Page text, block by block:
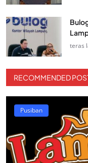
teras
RECOMMENDED
Pusiban